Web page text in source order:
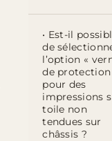
• Est-il
de
l’option «
de protection
pour des
impressions
toile non
tendues sur
châssis ?